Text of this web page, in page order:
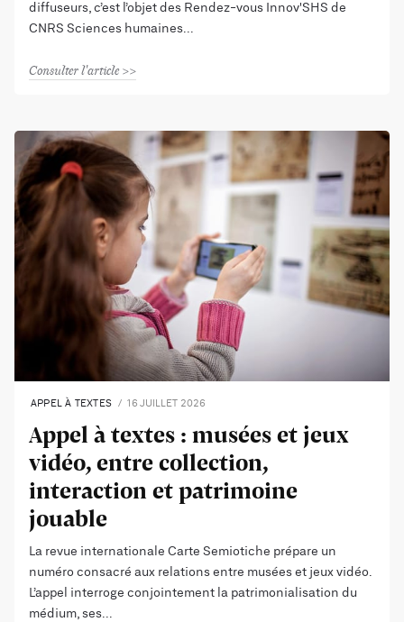
diffuseurs, c’est l’objet des Rendez-vous Innov'SHS de
CNRS Sciences humaines
Consulter l'article
APPEL À TEXTES 16 JUILLET 2026
Appel à textes : musées et jeux
vidéo, entre collection,
interaction et patrimoine
jouable
La revue internationale Carte Semiotiche prépare un
numéro consacré aux relations entre musées et jeux vidéo.
L’appel interroge conjointement la patrimonialisation du
médium, ses